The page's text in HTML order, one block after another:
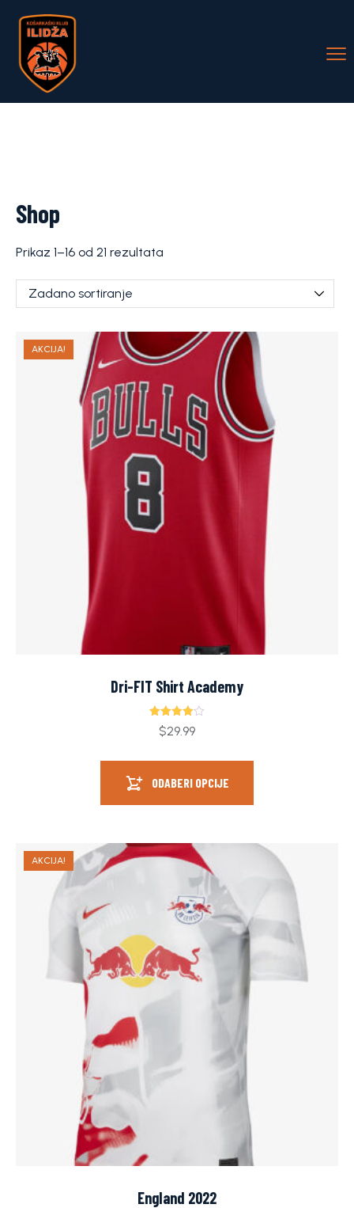
Shop
Prikaz 1–16 od 21 rezultata
AKCIJA!
Dri-FIT Shirt Academy
Ocjenjeno
4.00
$29.99
ODABERI OPCIJE
AKCIJA!
England 2022